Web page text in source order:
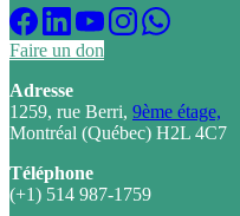
Faire un don
Adresse
1259, rue Berri, 9ème étage,
Montréal (Québec) H2L 4C7
Téléphone
(+1) 514 987-1759